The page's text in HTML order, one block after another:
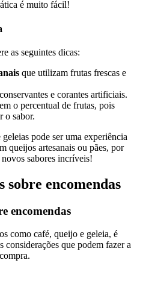
é muito fácil!
as seguintes dicas:
que utilizam frutas frescas e
e corantes artificiais.
o percentual de frutas, pois
o sabor.
pode ser uma experiência
queijos artesanais ou pães, por
sabores incríveis!
sobre encomendas
encomendas
como café, queijo e geleia, é
considerações que podem fazer a